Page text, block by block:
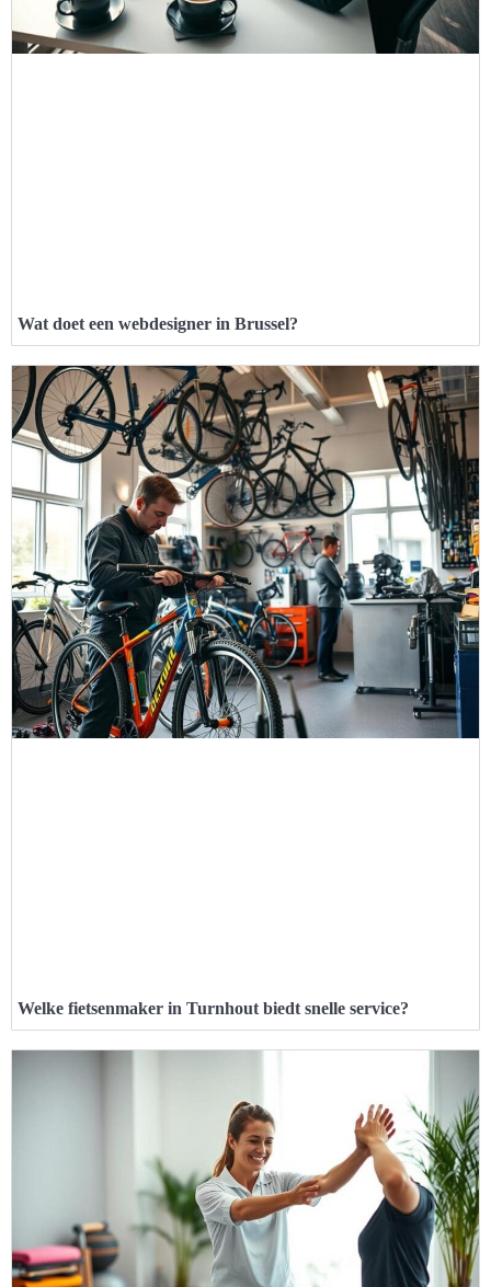
Wat doet een webdesigner in Brussel?
Welke fietsenmaker in Turnhout biedt snelle service?